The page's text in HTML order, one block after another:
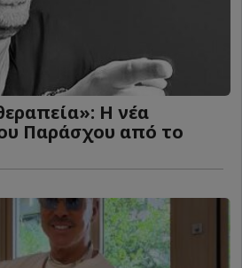
Η νέα
Παράσχου από το